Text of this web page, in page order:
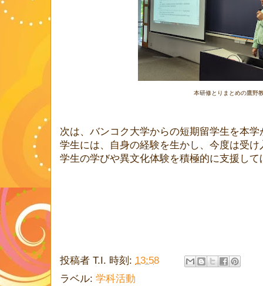
本研修とりまとめの鷹野
次は、バンコク大学からの短期留学生を本
学生には、自身の経験を生かし、今度は受
学生の学びや異文化体験を積極的に支援し
投稿者 T.I. 時刻: 13:58
ラベル: 学科活動